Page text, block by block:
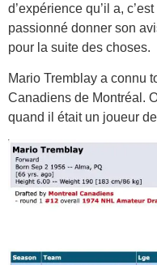
d’expérience qu’il a,
passionné donner son
pour la suite des choses.
Mario Tremblay a connu
Canadiens de Montréal.
quand il était un joueur